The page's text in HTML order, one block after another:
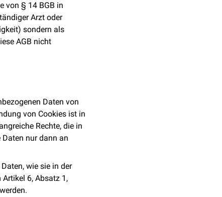
von § 14 BGB in
Arzt oder
sondern als
AGB nicht
Daten von
von Cookies ist in
Rechte, die in
nur dann an
wie sie in der
6, Absatz 1,